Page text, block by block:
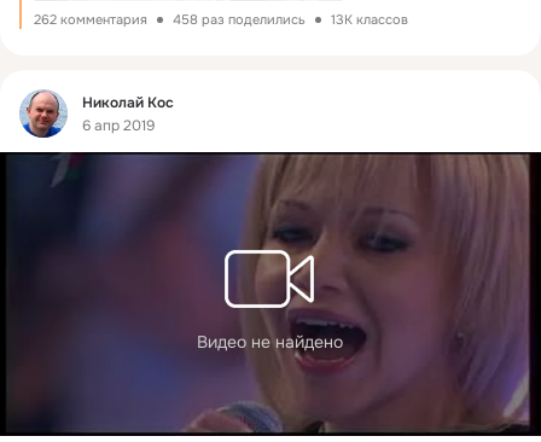
262 комментария 458 раз поделились 13K классов
Фид
Николай Коc
6 апр 2019
Видео не найдено